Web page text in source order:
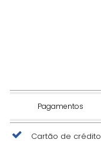
Pagamentos
Cartão de crédito